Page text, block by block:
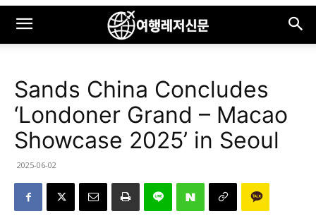
Sands China Concludes
‘Londoner Grand – Macao
Showcase 2025’ in Seoul
2025-06-02